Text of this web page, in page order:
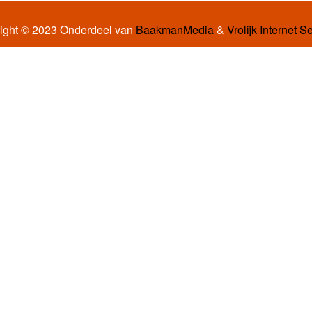
© 2023 Onderdeel van BaakmanMedia& Vrolijk Internet